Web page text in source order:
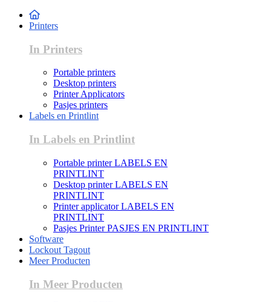
Printers
In Printers
Portable printers
Desktop printers
Printer Applicators
Pasjes printers
Labels en Printlint
In Labels en Printlint
Portable printer LABELS EN
PRINTLINT
Desktop printer LABELS EN
PRINTLINT
Printer applicator LABELS EN
PRINTLINT
Pasjes Printer PASJES EN PRINTLINT
Software
Lockout Tagout
Meer Producten
In Meer Producten